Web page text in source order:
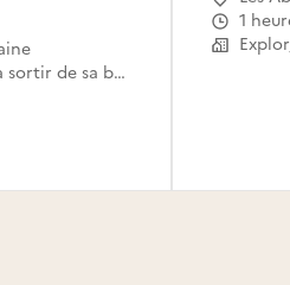
Aidons Lisandro à sortir de sa bulle
1